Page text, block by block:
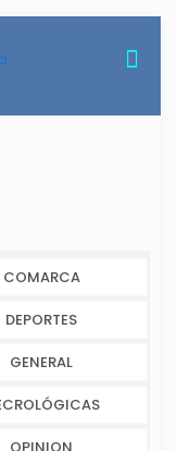
COMARCA
DEPORTES
GENERAL